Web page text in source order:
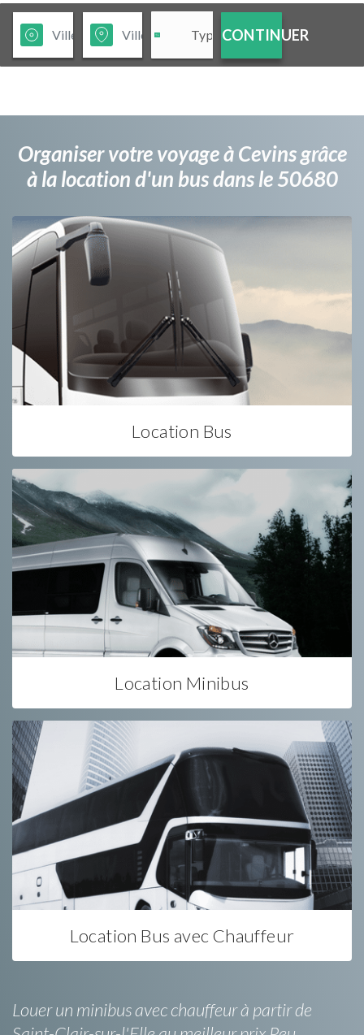
CONTINUER
Organiser votre voyage à Cevins grâce
à la location d'un bus dans le 50680
Location Bus
Location Minibus
Location Bus avec Chauffeur
Louer un minibus avec chauffeur à partir de